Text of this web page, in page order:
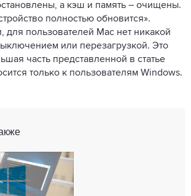
а кэш и память – очищены.
полностью обновится».
для пользователей Mac нет никакой
или перезагрузкой. Это
часть представленной в статье
только к пользователям Windows.